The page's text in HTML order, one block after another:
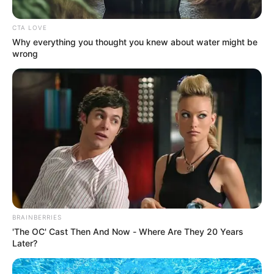
Cortesía, Alcaldía
familias regresan a sus hogares en Valdivia, Antioquia
Por:Martín Manuel Díaz Rubio
Mayo 30, 2025
CTA LOVE
Why everything you thought you knew about water might be
wrong
BRAINBERRIES
'The OC' Cast Then And Now - Where Are They 20 Years
Later?